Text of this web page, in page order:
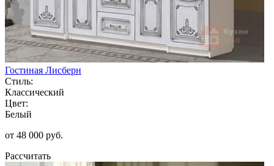
Гостиная Лисберн
Стиль:
Классический
Цвет:
Белый
от 48 000 руб.
Рассчитать